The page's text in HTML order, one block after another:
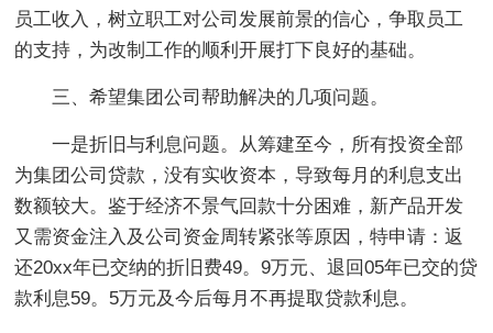
员工收入，树立职工对公司发展前景的信心，争取员工
的支持，为改制工作的顺利开展打下良好的基础。
三、希望集团公司帮助解决的几项问题。
一是折旧与利息问题。从筹建至今，所有投资全部
为集团公司贷款，没有实收资本，导致每月的利息支出
数额较大。鉴于经济不景气回款十分困难，新产品开发
又需资金注入及公司资金周转紧张等原因，特申请：返
还20xx年已交纳的折旧费49。9万元、退回05年已交的贷
款利息59。5万元及今后每月不再提取贷款利息。